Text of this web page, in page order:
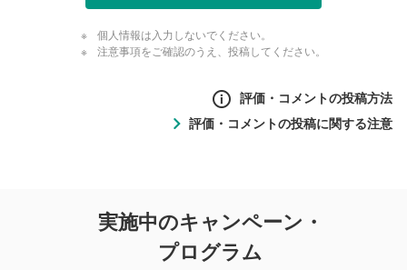
個人情報は入力しないでください。
注意事項をご確認のうえ、投稿してください。
評価・コメントの投稿方法
評価・コメントの投稿に関する注意
投稿に関する注意
実施中のキャンペーン・
プログラム